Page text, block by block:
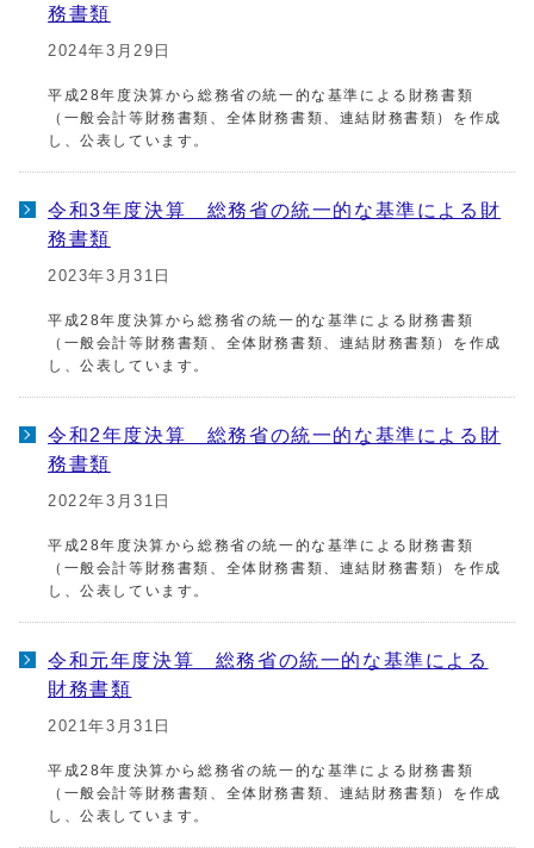
務書類
2024年3月29日
平成28年度決算から総務省の統一的な基準による財務書類
（一般会計等財務書類、全体財務書類、連結財務書類）を作成
し、公表しています。
令和3年度決算 総務省の統一的な基準による財
務書類
2023年3月31日
平成28年度決算から総務省の統一的な基準による財務書類
（一般会計等財務書類、全体財務書類、連結財務書類）を作成
し、公表しています。
令和2年度決算 総務省の統一的な基準による財
務書類
2022年3月31日
平成28年度決算から総務省の統一的な基準による財務書類
（一般会計等財務書類、全体財務書類、連結財務書類）を作成
し、公表しています。
令和元年度決算 総務省の統一的な基準による
財務書類
2021年3月31日
平成28年度決算から総務省の統一的な基準による財務書類
（一般会計等財務書類、全体財務書類、連結財務書類）を作成
し、公表しています。